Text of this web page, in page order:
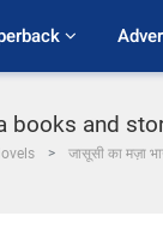
and
जासूसी का मज़ा